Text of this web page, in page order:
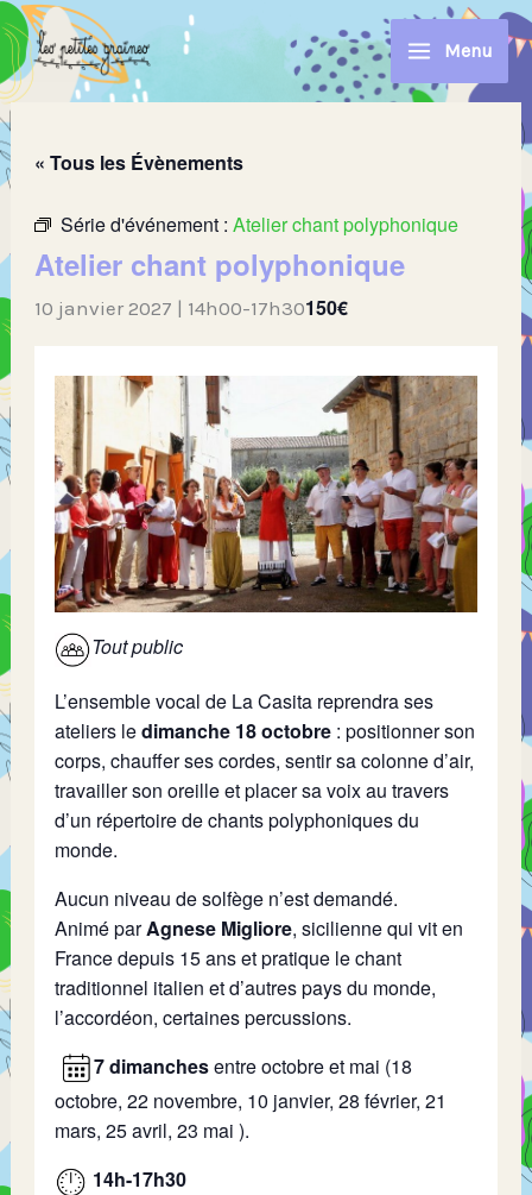
Aller
au
contenu
Menu
« Tous les Évènements
Série d'événement :Atelier chant polyphonique
Atelier chant polyphonique
10 janvier 2027 | 14h00-17h30150€
Tout public
L’ensemble vocal de La Casita reprendra ses
ateliers ledimanche 18 octobre : positionner son
corps, chauffer ses cordes, sentir sa colonne d’air,
travailler son oreille et placer sa voix au travers
d’un répertoire de chants polyphoniques du
monde.
Aucun niveau de solfège n’est demandé.
Animé parAgnese Migliore, sicilienne qui vit en
France depuis 15 ans et pratique le chant
traditionnel italien et d’autres pays du monde,
l’accordéon, certaines percussions.
7 dimanchesentre octobre et mai (18
octobre, 22 novembre, 10 janvier, 28 février, 21
mars, 25 avril, 23 mai ).
14h-17h30